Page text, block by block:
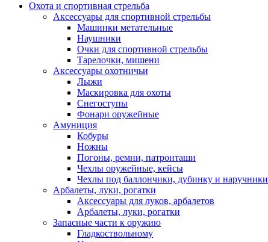
Охота и спортивная стрельба
Аксессуары для спортивной стрельбы
Машинки метательные
Наушники
Очки для спортивной стрельбы
Тарелочки, мишени
Аксессуары охотничьи
Лыжи
Маскировка для охоты
Снегоступы
Фонари оружейные
Амуниция
Кобуры
Ножны
Погоны, ремни, патронташи
Чехлы оружейные, кейсы
Чехлы под баллончики, дубинку и наручники
Арбалеты, луки, рогатки
Аксессуары для луков, арбалетов
Арбалеты, луки, рогатки
Запасные части к оружию
Гладкоствольному